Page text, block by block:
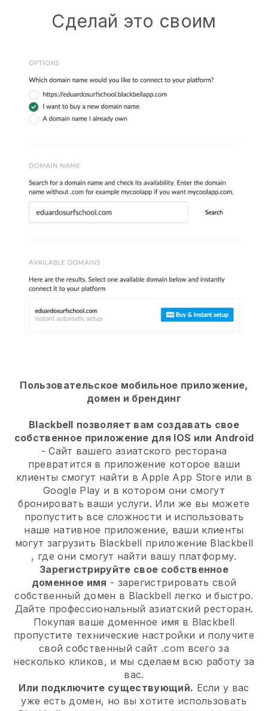
Сделай это своим
Пользовательское мобильное приложение,
домен и брендинг
Blackbell позволяет вам создавать свое
собственное приложение для IOS или Android
-Сайт вашего азиатского ресторана
превратится в приложение которое ваши
клиенты смогут найти в Apple App Store или в
Google Play и в котором они смогут
бронировать ваши услуги. Или же вы можете
пропустить все сложности и использовать
наше нативное приложение, ваши клиенты
могут загрузить Blackbell приложение Blackbell
, где они смогут найти вашу платформу.
Зарегистрируйте свое собственное
доменное имя - зарегистрировать свой
собственный домен в Blackbell легко и быстро.
Дайте профессиональный азиатский ресторан.
Покупая ваше доменное имя в Blackbell
пропустите технические настройки и получите
свой собственный сайт .com всего за
несколько кликов, и мы сделаем всю работу за
вас.
Или подключите существующий. Если у вас
уже есть домен, но вы хотите использовать